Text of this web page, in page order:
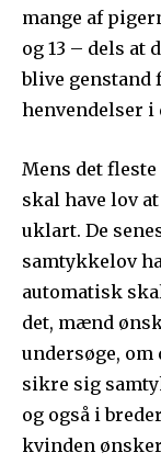
mange af
og 13 – dels at
blive genstand
henvendelser i
Mens det
skal have lov
uklart. De
samtykkelov
automatisk
det, mænd
undersøge,
sikre sig
og også i
kvinden